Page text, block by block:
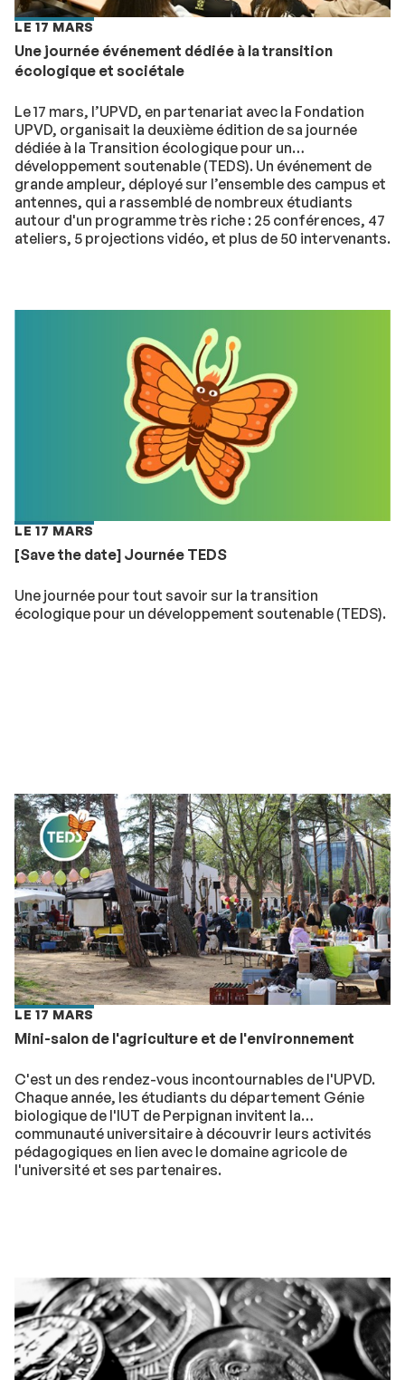
LE 17 MARS
Une journée événement dédiée à la transition
écologique et sociétale
Le 17 mars, l’UPVD, en partenariat avec la Fondation
UPVD, organisait la deuxième édition de sa journée
dédiée à la Transition écologique pour un
développement soutenable (TEDS). Un événement de
grande ampleur, déployé sur l’ensemble des campus et
antennes, qui a rassemblé de nombreux étudiants
autour d'un programme très riche : 25 conférences, 47
ateliers, 5 projections vidéo, et plus de 50 intervenants.
LE 17 MARS
[Save the date] Journée TEDS
Une journée pour tout savoir sur la transition
écologique pour un développement soutenable (TEDS).
LE 17 MARS
Mini-salon de l'agriculture et de l'environnement
C'est un des rendez-vous incontournables de l'UPVD.
Chaque année, les étudiants du département Génie
biologique de l'IUT de Perpignan invitent la
communauté universitaire à découvrir leurs activités
pédagogiques en lien avec le domaine agricole de
l'université et ses partenaires.